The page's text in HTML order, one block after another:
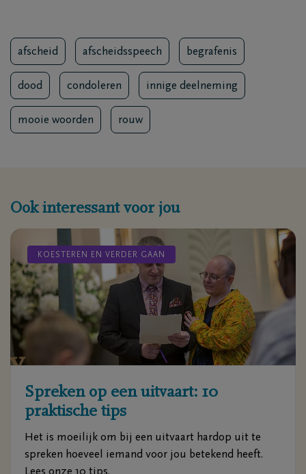
afscheid afscheidsspeech begrafenis
dood condoleren innige deelneming
mooie woorden rouw
Ook interessant voor jou
KOESTEREN EN VERDER GAAN
Spreken op een uitvaart: 10
praktische tips
Het is moeilijk om bij een uitvaart hardop uit te
spreken hoeveel iemand voor jou betekend heeft.